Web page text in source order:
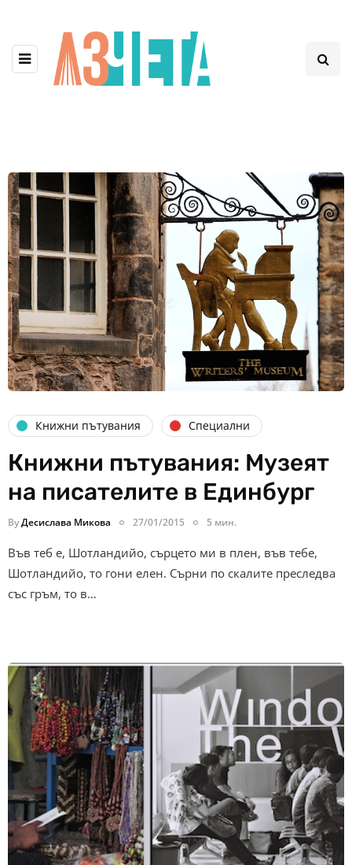
Книжни пътувания Специални
Книжни пътувания: Музеят
на писателите в Единбург
ByДесислава Микова 27/01/2015 5 мин.
Във теб е, Шотландийо, сърцето ми в плен, във тебе,
Шотландийо, то гони елен. Сърни по скалите преследва
със гръм, то в…